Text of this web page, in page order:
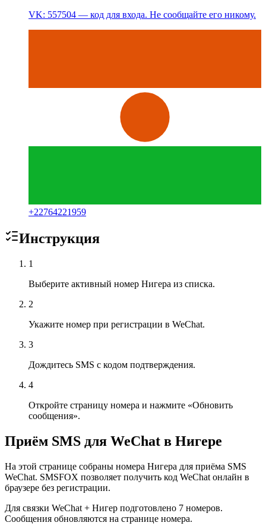
VK: 557504 — код для входа. Не сообщайте его никому.
+22764221959
Инструкция
1
Выберите активный номер Нигера из списка.
2
Укажите номер при регистрации в WeChat.
3
Дождитесь SMS с кодом подтверждения.
4
Откройте страницу номера и нажмите «Обновить
сообщения».
Приём SMS для WeChat в Нигере
На этой странице собраны номера Нигера для приёма SMS
WeChat. SMSFOX позволяет получить код WeChat онлайн в
браузере без регистрации.
Для связки WeChat + Нигер подготовлено 7 номеров.
Сообщения обновляются на странице номера.